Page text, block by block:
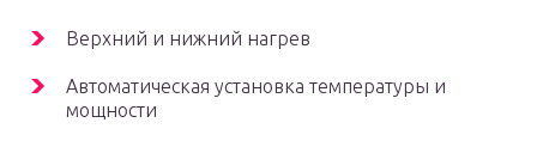
Верхний и нижний нагрев
Автоматическая установка температуры и
мощности